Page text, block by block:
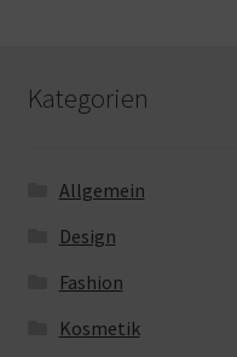
Kategorien
Allgemein
Design
Fashion
Kosmetik